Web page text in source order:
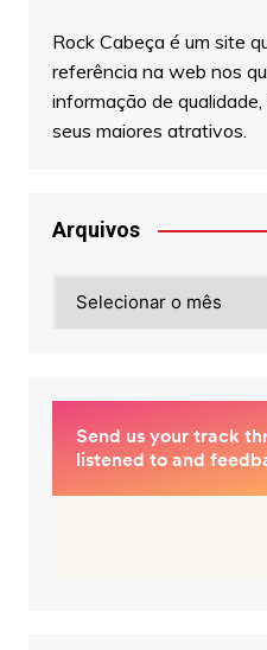
Rock Cabeça é um site
referência na web nos
informação de
seus maiores atrativos.
Arquivos